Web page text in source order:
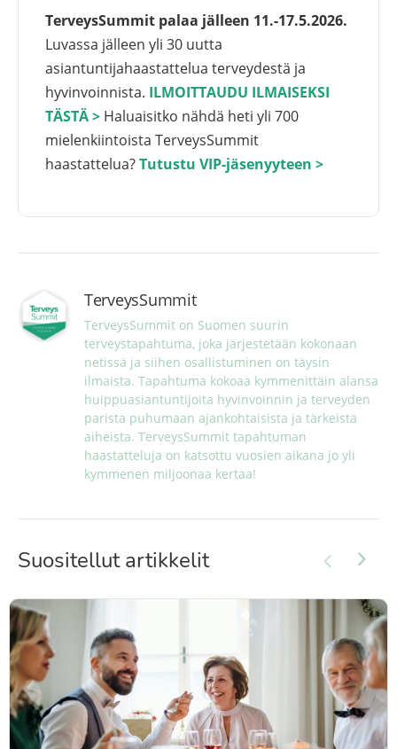
TerveysSummit palaa jälleen 11.-17.5.2026.
Luvassa jälleen yli 30 uutta
asiantuntijahaastattelua terveydestä ja
hyvinvoinnista. ILMOITTAUDU ILMAISEKSI
TÄSTÄ > Haluaisitko nähdä heti yli 700
mielenkiintoista TerveysSummit
haastattelua?Tutustu VIP-jäsenyyteen >
TerveysSummit
TerveysSummit on Suomen suurin
terveystapahtuma, joka järjestetään kokonaan
netissä ja siihen osallistuminen on täysin
ilmaista. Tapahtuma kokoaa kymmenittäin alansa
huippuasiantuntijoita hyvinvoinnin ja terveyden
parista puhumaan ajankohtaisista ja tärkeistä
aiheista. TerveysSummit tapahtuman
haastatteluja on katsottu vuosien aikana jo yli
kymmenen miljoonaa kertaa!
Suositellut artikkelit